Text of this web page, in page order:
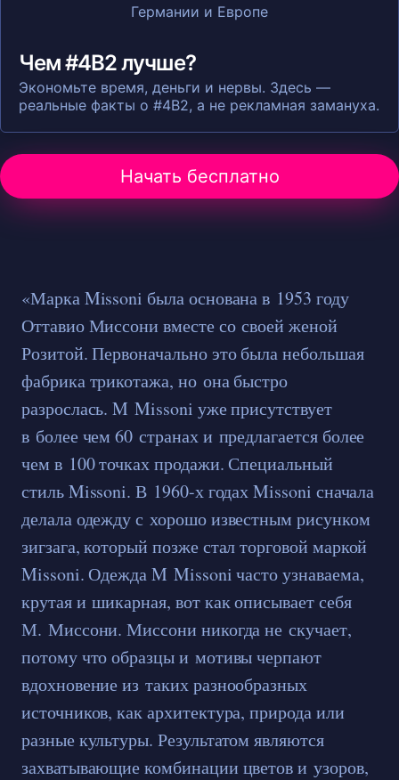
Чем #4B2 лучше?
Экономьте время, деньги и нервы. Здесь —
реальные факты о #4B2, а не рекламная замануха.
Начать бесплатно
«Марка Missoni была основана в 1953 году
Оттавио Миссони вместе со своей женой
Розитой. Первоначально это была небольшая
фабрика трикотажа, но она быстро
разрослась. M Missoni уже присутствует
в более чем 60 странах и предлагается более
чем в 100 точках продажи. Специальный
стиль Missoni. В 1960-х годах Missoni сначала
делала одежду с хорошо известным рисунком
зигзага, который позже стал торговой маркой
Missoni. Одежда M Missoni часто узнаваема,
крутая и шикарная, вот как описывает себя
М. Миссони. Миссони никогда не скучает,
потому что образцы и мотивы черпают
вдохновение из таких разнообразных
источников, как архитектура, природа или
разные культуры. Результатом являются
захватывающие комбинации цветов и узоров,